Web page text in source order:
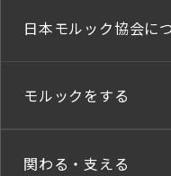
日本モルック協会に
モルックをする
関わる・支える